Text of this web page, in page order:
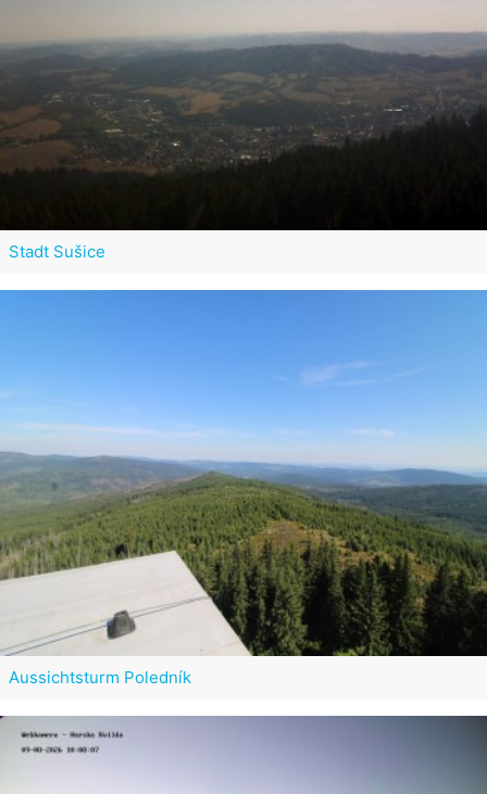
Stadt Sušice
Aussichtsturm Poledník